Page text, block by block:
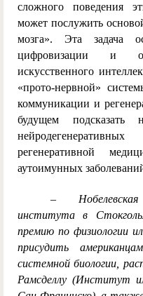
сложного поведения
может послужить
мозга». Эта задача
цифровизации и
искусственного
«прото-нервной»
коммуникации и
будущем
регенеративной
аутоимунных
–
института в
премию по физиологии
присудить
системной биологии,
Рамсделлу (Институт